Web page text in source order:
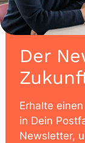
Der
Erhalte
in Dein
Newsletter,